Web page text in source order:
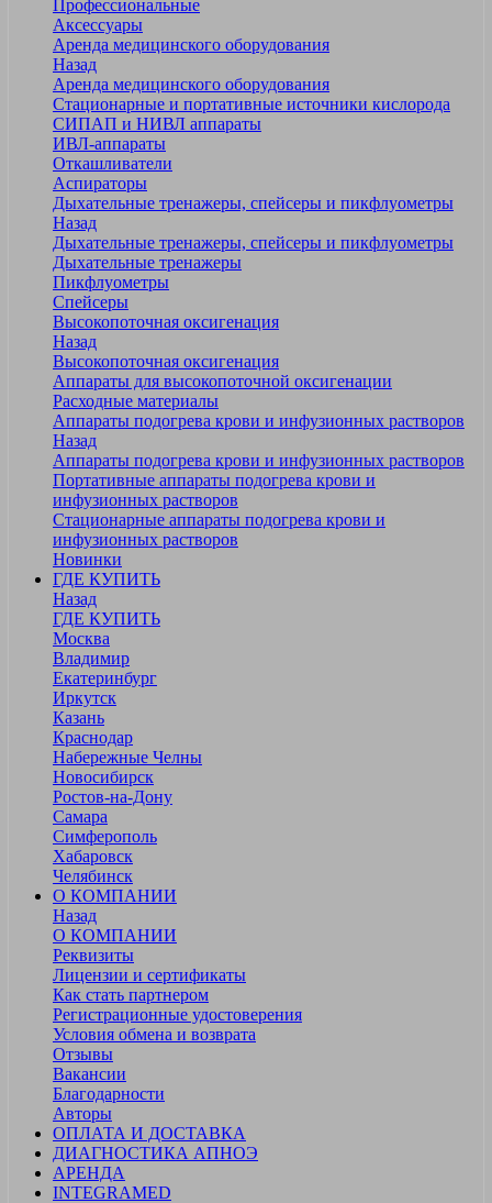
Профессиональные
Аксессуары
Аренда медицинского оборудования
Назад
Аренда медицинского оборудования
Стационарные и портативные источники кислорода
СИПАП и НИВЛ аппараты
ИВЛ-аппараты
Откашливатели
Аспираторы
Дыхательные тренажеры, спейсеры и пикфлуометры
Назад
Дыхательные тренажеры, спейсеры и пикфлуометры
Дыхательные тренажеры
Пикфлуометры
Спейсеры
Высокопоточная оксигенация
Назад
Высокопоточная оксигенация
Аппараты для высокопоточной оксигенации
Расходные материалы
Аппараты подогрева крови и инфузионных растворов
Назад
Аппараты подогрева крови и инфузионных растворов
Портативные аппараты подогрева крови и
инфузионных растворов
Стационарные аппараты подогрева крови и
инфузионных растворов
Новинки
ГДЕ КУПИТЬ
Назад
ГДЕ КУПИТЬ
Москва
Владимир
Екатеринбург
Иркутск
Казань
Краснодар
Набережные Челны
Новосибирск
Ростов-на-Дону
Самара
Симферополь
Хабаровск
Челябинск
О КОМПАНИИ
Назад
О КОМПАНИИ
Реквизиты
Лицензии и сертификаты
Как стать партнером
Регистрационные удостоверения
Условия обмена и возврата
Отзывы
Вакансии
Благодарности
Авторы
ОПЛАТА И ДОСТАВКА
ДИАГНОСТИКА АПНОЭ
АРЕНДА
INTEGRAMED